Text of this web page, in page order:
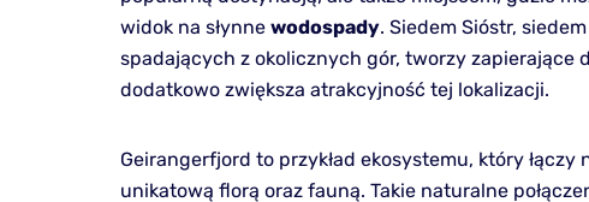
widok na słynne wodospady. Siedem Sióstr,
spadających z okolicznych gór, tworzy zapierające
dodatkowo zwiększa atrakcyjność tej lokalizacji.
Geirangerfjord to przykład ekosystemu, który łączy
unikatową florą oraz fauną. Takie naturalne